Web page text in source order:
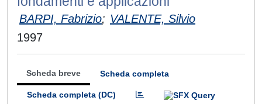
BARPI, Fabrizio; VALENTE, Silvio
1997
Scheda breve Scheda completa
Scheda completa (DC)